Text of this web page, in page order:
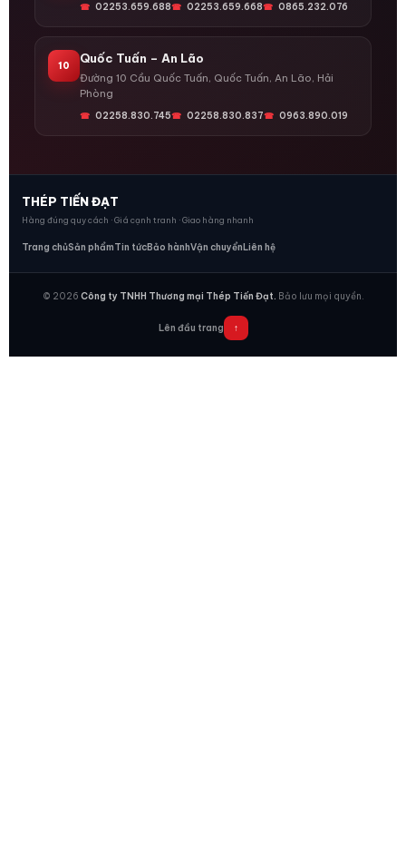
02253.659.688 02253.659.668 0865.232.076
10
Quốc Tuấn – An Lão
Đường 10 Cầu Quốc Tuấn, Quốc Tuấn, An Lão, Hải
Phòng
02258.830.745 02258.830.837 0963.890.019
THÉP TIẾN ĐẠT
Hàng đúng quy cách · Giá cạnh tranh · Giao hàng nhanh
Trang chủSản phẩmTin tứcBảo hànhVận chuyển Liên hệ
© 2026 Công ty TNHH Thương mại Thép Tiến Đạt. Bảo lưu mọi quyền.
Lên đầu trang ↑